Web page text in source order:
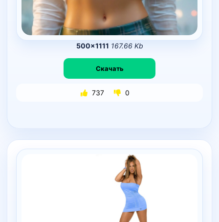
500×1111 167.66 Kb
Скачать
737 0